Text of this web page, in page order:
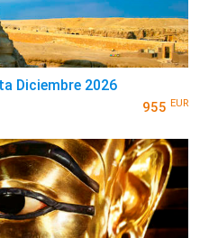
Diciembre 2026
955 EUR